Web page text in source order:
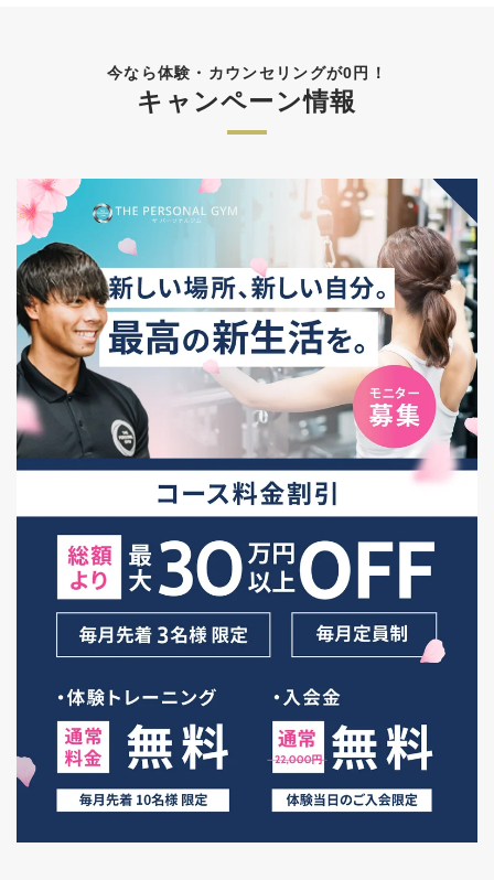
今なら体験・カウンセリングが0円！
キャンペーン情報